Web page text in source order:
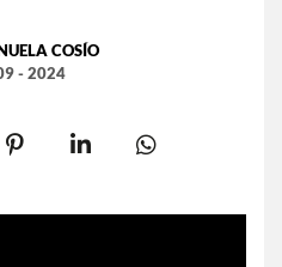
COSÍO
- 2024